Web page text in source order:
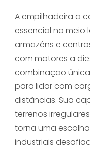
A empilhadeira a
essencial no meio
armazéns e
com motores a
combinação
para lidar com
distâncias. Sua
terrenos
torna uma
industriais